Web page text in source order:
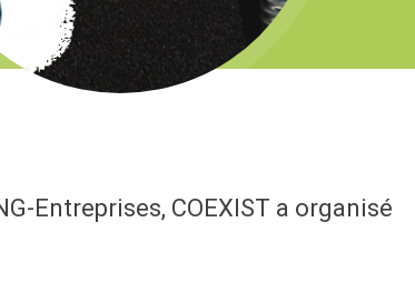
Entreprises, COEXIST a organisé